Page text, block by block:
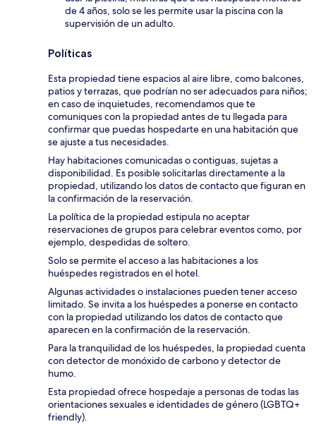
de 4 años, solo se les permite usar la piscina con la
supervisión de un adulto.
Políticas
Esta propiedad tiene espacios al aire libre, como balcones,
patios y terrazas, que podrían no ser adecuados para niños;
en caso de inquietudes, recomendamos que te
comuniques con la propiedad antes de tu llegada para
confirmar que puedas hospedarte en una habitación que
se ajuste a tus necesidades.
Hay habitaciones comunicadas o contiguas, sujetas a
disponibilidad. Es posible solicitarlas directamente a la
propiedad, utilizando los datos de contacto que figuran en
la confirmación de la reservación.
La política de la propiedad estipula no aceptar
reservaciones de grupos para celebrar eventos como, por
ejemplo, despedidas de soltero.
Solo se permite el acceso a las habitaciones a los
huéspedes registrados en el hotel.
Algunas actividades o instalaciones pueden tener acceso
limitado. Se invita a los huéspedes a ponerse en contacto
con la propiedad utilizando los datos de contacto que
aparecen en la confirmación de la reservación.
Para la tranquilidad de los huéspedes, la propiedad cuenta
con detector de monóxido de carbono y detector de
humo.
Esta propiedad ofrece hospedaje a personas de todas las
orientaciones sexuales e identidades de género (LGBTQ+
friendly).